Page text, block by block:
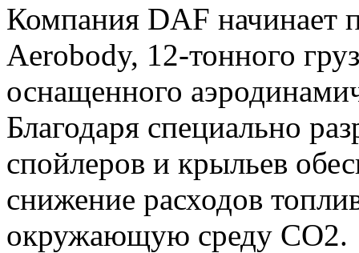
Компания DAF начинает
Aerobody, 12-тонного
оснащенного
Благодаря специально
спойлеров и крыльев
снижение расходов
окружающую среду CO2.